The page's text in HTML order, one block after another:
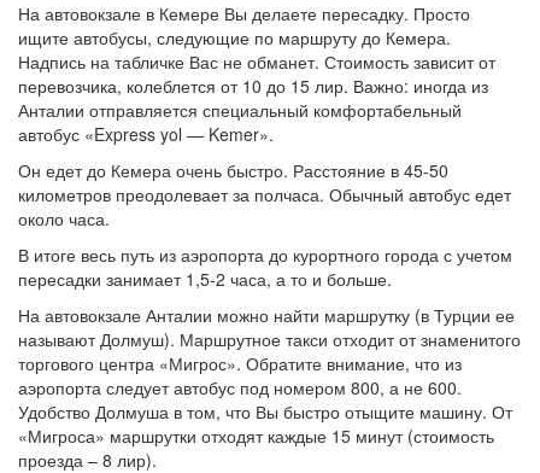
На автовокзале в Кемере Вы делаете пересадку. Просто
ищите автобусы, следующие по маршруту до Кемера.
Надпись на табличке Вас не обманет. Стоимость зависит от
перевозчика, колеблется от 10 до 15 лир. Важно: иногда из
Анталии отправляется специальный комфортабельный
автобус «Express yol — Kemer».
Он едет до Кемера очень быстро. Расстояние в 45-50
километров преодолевает за полчаса. Обычный автобус едет
около часа.
В итоге весь путь из аэропорта до курортного города с учетом
пересадки занимает 1,5-2 часа, а то и больше.
На автовокзале Анталии можно найти маршрутку (в Турции ее
называют Долмуш). Маршрутное такси отходит от знаменитого
торгового центра «Мигрос». Обратите внимание, что из
аэропорта следует автобус под номером 800, а не 600.
Удобство Долмуша в том, что Вы быстро отыщите машину. От
«Мигроса» маршрутки отходят каждые 15 минут (стоимость
проезда – 8 лир).